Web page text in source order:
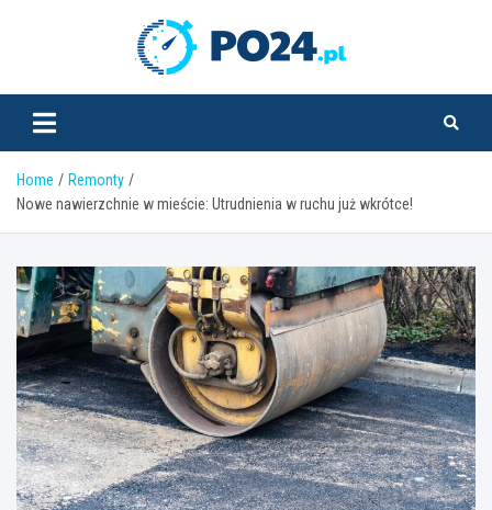
Home
Remonty
Nowe nawierzchnie w mieście: Utrudnienia w ruchu już wkrótce!